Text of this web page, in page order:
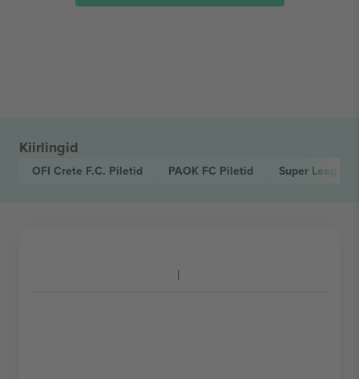
Kiirlingid
OFI Crete F.C. Piletid PAOK FC Piletid Super League